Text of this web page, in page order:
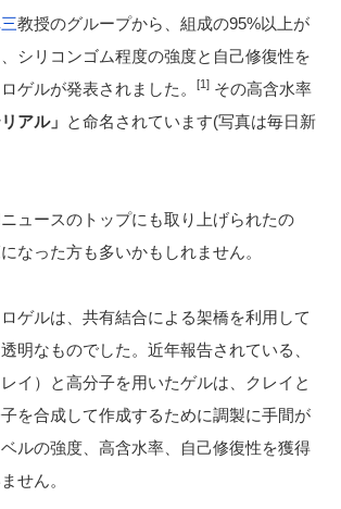
教授のグループから、組成の95%以上が
シリコンゴム程度の強度と自己修復性を
ゲルが発表されました。
[1] その高含水率
アル」 と命名されています(写真は毎日新
ュースのトップにも取り上げられたの
なった方も多いかもしれません。
ゲルは、共有結合による架橋を利用して
明なものでした。近年報告されている、
イ）と高分子を用いたゲルは、クレイと
を合成して作成するために調製に手間が
ルの強度、高含水率、自己修復性を獲得
せん。